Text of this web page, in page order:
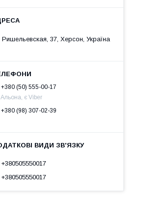
Ришельевская, 37, Херсон, Україна
+380 (50) 555-00-17
Альона, є Viber
+380 (98) 307-02-39
+380505550017
+380505550017